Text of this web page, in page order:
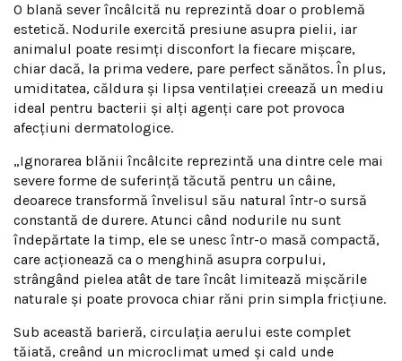
O blană sever încâlcită nu reprezintă doar o problemă
estetică. Nodurile exercită presiune asupra pielii, iar
animalul poate resimți disconfort la fiecare mișcare,
chiar dacă, la prima vedere, pare perfect sănătos. În plus,
umiditatea, căldura și lipsa ventilației creează un mediu
ideal pentru bacterii și alți agenți care pot provoca
afecțiuni dermatologice.
„Ignorarea blănii încâlcite reprezintă una dintre cele mai
severe forme de suferință tăcută pentru un câine,
deoarece transformă învelisul său natural într-o sursă
constantă de durere. Atunci când nodurile nu sunt
îndepărtate la timp, ele se unesc într-o masă compactă,
care acționează ca o menghină asupra corpului,
strângând pielea atât de tare încât limitează mișcările
naturale și poate provoca chiar răni prin simpla fricțiune.
Sub această barieră, circulația aerului este complet
tăiată, creând un microclimat umed și cald unde